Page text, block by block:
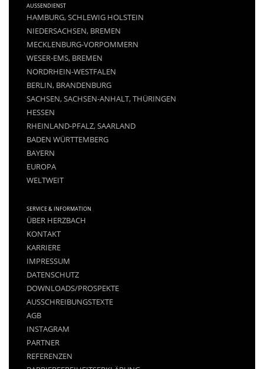
AUSSENDIENST
HAMBURG, SCHLEWIG HOLSTEIN
NIEDERSACHSEN, BREMEN
MECKLENBURG-VORPOMMERN
WESER-EMS, BREMEN
NORDRHEIN-WESTFALEN
BERLIN, BRANDENBURG
SACHSEN, SACHSEN-ANHALT, THÜRINGEN
HESSEN
RHEINLAND-PFALZ, SAARLAND
BADEN WÜRTTEMBERG
BAYERN
EUROPA
WELTWEIT
SERVICE & INFORMATION
ÜBER HERZBACH
KONTAKT
KARRIERE
IMPRESSUM
DATENSCHUTZ
DOWNLOADS/PROSPEKTE
AUSSCHREIBUNGSTEXTE
AGB
INSTAGRAM
PARTNER
REFERENZEN